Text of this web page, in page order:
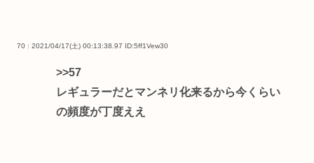
70 : 2021/04/17(土) 00:13:38.97 ID:5ff1Vew30
>>57
レギュラーだとマンネリ化来るから今くらい
の頻度が丁度ええ